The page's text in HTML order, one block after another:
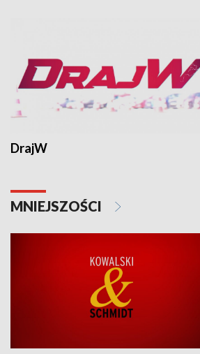
DrajW
MNIEJSZOŚCI